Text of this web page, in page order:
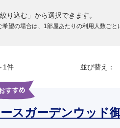
り込む」から選択できます。
望の場合は、1部屋あたりの利用人数ごと
1件 並び替え：
スガーデンウッド